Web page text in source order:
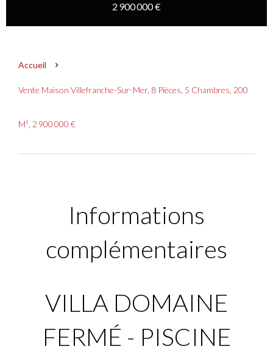
2 900 000 €
Accueil
Vente Maison Villefranche-Sur-Mer, 8 Pièces, 5 Chambres, 200
M², 2 900 000 €
Informations
complémentaires
VILLA DOMAINE
FERMÉ - PISCINE